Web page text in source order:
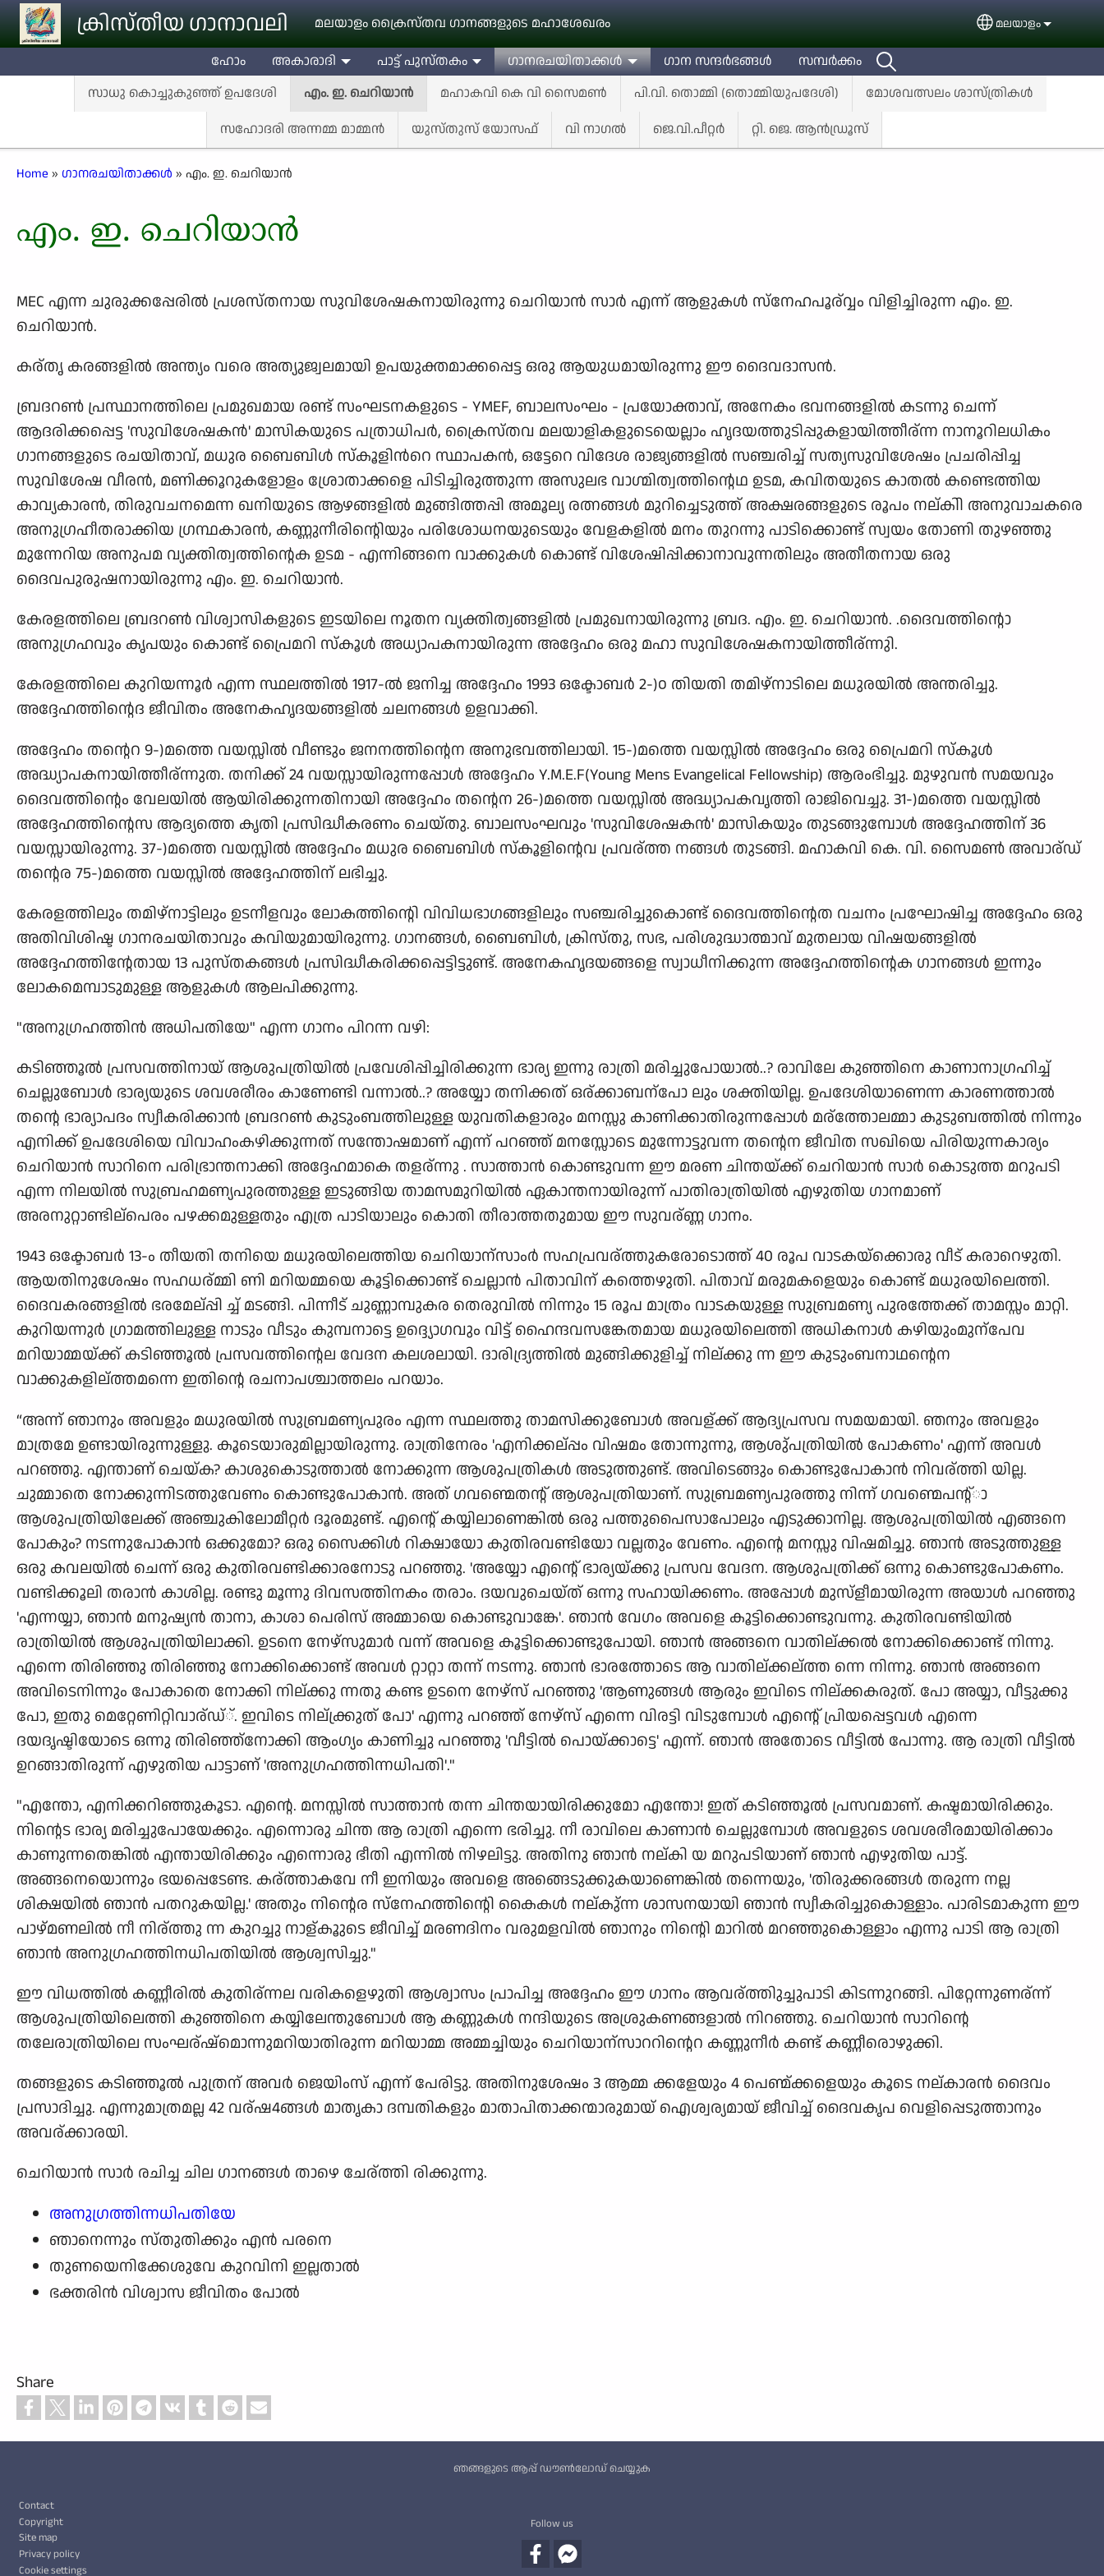
Skip to main contentക്രിസ്തീയ ഗാനാവലി മലയാളം ക്രൈസ്തവ ഗാനങ്ങളുടെ മഹാശേഖരം Select your
മലയാളം
ഹോം അകാരാദി പാട്ട് പുസ്തകം
ഗാനരചയിതാക്കള്‍
സാധു കൊച്ചുകുഞ്ഞ് ഉപദേശി
എം. ഇ. ചെറിയാന്‍ മഹാകവി കെ വി സൈമണ്‍ പി.വി. തൊമ്മി (തൊമ്മിയുപദേശി)
മോശവത്സലം ശാസ്ത്രികൾ
സഹോദരി അന്നമ്മ മാമ്മന്‍
യുസ്‌തുസ്‌ യോസഫ്‌ വി നാഗല്‍ ജെ.വി.പീറ്റർ റ്റി. ജെ. ആൻഡ്രൂസ്
ഗാന സന്ദര്‍ഭങ്ങള്‍ സമ്പര്‍ക്കം
Breadcrumb
Home ഗാനരചയിതാക്കള്‍ എം. ഇ. ചെറിയാന്‍
എം. ഇ. ചെറിയാന്‍
MEC എന്ന ചുരുക്കപ്പേരില്‍ പ്രശസ്തനായ സുവിശേഷകനായിരുന്നു ചെറിയാന്‍ സാര്‍ എന്ന് ആളുകള്‍ സ്നേഹപൂര്വ്വം വിളിച്ചിരുന്ന എം. ഇ.
ചെറിയാന്‍.
കര്തൃ കരങ്ങളില്‍ അന്ത്യം വരെ അത്യുജ്വലമായി ഉപയുക്തമാക്കപ്പെട്ട ഒരു ആയുധമായിരുന്നു ഈ ദൈവദാസന്‍.
ബ്രദറണ്‍ പ്രസ്ഥാനത്തിലെ പ്രമുഖമായ രണ്ട് സംഘടനകളുടെ - YMEF, ബാലസംഘം - പ്രയോക്താവ്, അനേകം ഭവനങ്ങളില്‍ കടന്നു ചെന്ന്
ആദരിക്കപ്പെട്ട 'സുവിശേഷകന്‍' മാസികയുടെ പത്രാധിപര്‍, ക്രൈസ്തവ മലയാളികളുടെയെല്ലാം ഹൃദയത്തുടിപ്പുകളായിത്തീര്ന്ന നാനൂറിലധികം
ഗാനങ്ങളുടെ രചയിതാവ്, മധുര ബൈബിള്‍ സ്കൂളിന്‍റെ സ്ഥാപകന്‍, ഒട്ടേറെ വിദേശ രാജ്യങ്ങളില്‍ സഞ്ചരിച്ച് സത്യസുവിശേഷം പ്രചരിപ്പിച്ച
സുവിശേഷ വീരന്‍, മണിക്കൂറുകളോളം ശ്രോതാക്കളെ പിടിച്ചിരുത്തുന്ന അസുലഭ വാഗ്മിത്വത്തിന്റെഥ ഉടമ, കവിതയുടെ കാതല്‍ കണ്ടെത്തിയ
കാവ്യകാരന്‍, തിരുവചനമെന്ന ഖനിയുടെ ആഴങ്ങളില്‍ മുങ്ങിത്തപ്പി അമൂല്യ രത്നങ്ങള്‍ മുറിച്ചെടുത്ത് അക്ഷരങ്ങളുടെ രൂപം നല്കിി അനുവാചകരെ
അനുഗ്രഹീതരാക്കിയ ഗ്രന്ഥകാരന്‍, കണ്ണുനീരിന്റെിയും പരിശോധനയുടെയും വേളകളില്‍ മനം തുറന്നു പാടിക്കൊണ്ട് സ്വയം തോണി തുഴഞ്ഞു
മുന്നേറിയ അനുപമ വ്യക്തിത്വത്തിന്റെക ഉടമ - എന്നിങ്ങനെ വാക്കുകള്‍ കൊണ്ട് വിശേഷിപ്പിക്കാനാവുന്നതിലും അതീതനായ ഒരു
ദൈവപുരുഷനായിരുന്നു എം. ഇ. ചെറിയാന്‍.
കേരളത്തിലെ ബ്രദറണ്‍ വിശ്വാസികളുടെ ഇടയിലെ നൂതന വ്യക്തിത്വങ്ങളില്‍ പ്രമുഖനായിരുന്നു ബ്രദ. എം. ഇ. ചെറിയാന്‍. .ദൈവത്തിന്റൊ
അനുഗ്രഹവും കൃപയും കൊണ്ട് പ്രൈമറി സ്കൂള്‍ അധ്യാപകനായിരുന്ന അദ്ദേഹം ഒരു മഹാ സുവിശേഷകനായിത്തീര്ന്നുി.
കേരളത്തിലെ കുറിയന്നൂര്‍ എന്ന സ്ഥലത്തില്‍ 1917-ല്‍ ജനിച്ച അദ്ദേഹം 1993 ഒക്ടോബര്‍ 2-)൦ തിയതി തമിഴ്നാടിലെ മധുരയില്‍ അന്തരിച്ചു.
അദ്ദേഹത്തിന്റെദ ജീവിതം അനേകഹൃദയങ്ങളില്‍ ചലനങ്ങള്‍ ഉളവാക്കി.
അദ്ദേഹം തന്റെറ 9-)മത്തെ വയസ്സില്‍ വീണ്ടും ജനനത്തിന്റെന അനുഭവത്തിലായി. 15-)മത്തെ വയസ്സില്‍ അദ്ദേഹം ഒരു പ്രൈമറി സ്കൂള്‍
അദ്ധ്യാപകനായിത്തീര്ന്നുത. തനിക്ക് 24 വയസ്സായിരുന്നപ്പോള്‍ അദ്ദേഹം Y.M.E.F(Young Mens Evangelical Fellowship) ആരംഭിച്ചു. മുഴുവന്‍ സമയവും
ദൈവത്തിന്റെം വേലയില്‍ ആയിരിക്കുന്നതിനായി അദ്ദേഹം തന്റെന 26-)മത്തെ വയസ്സില്‍ അദ്ധ്യാപകവൃത്തി രാജിവെച്ചു. 31-)മത്തെ വയസ്സില്‍
അദ്ദേഹത്തിന്റെസ ആദ്യത്തെ കൃതി പ്രസിദ്ധീകരണം ചെയ്തു. ബാലസംഘവും 'സുവിശേഷകന്‍' മാസികയും തുടങ്ങുമ്പോള്‍ അദ്ദേഹത്തിന് 36
വയസ്സായിരുന്നു. 37-)മത്തെ വയസ്സില്‍ അദ്ദേഹം മധുര ബൈബിള്‍ സ്കൂളിന്റെവ പ്രവര്ത്ത നങ്ങള്‍ തുടങ്ങി. മഹാകവി കെ. വി. സൈമണ്‍ അവാര്ഡ് ‌
തന്റെര 75-)മത്തെ വയസ്സില്‍ അദ്ദേഹത്തിന് ലഭിച്ചു.
കേരളത്തിലും തമിഴ്നാട്ടിലും ഉടനീളവും ലോകത്തിന്റെി വിവിധഭാഗങ്ങളിലും സഞ്ചരിച്ചുകൊണ്ട് ദൈവത്തിന്റെത വചനം പ്രഘോഷിച്ച അദ്ദേഹം ഒരു
അതിവിശിഷ്ട ഗാനരചയിതാവും കവിയുമായിരുന്നു. ഗാനങ്ങള്‍, ബൈബിള്‍, ക്രിസ്തു, സഭ, പരിശുദ്ധാത്മാവ് മുതലായ വിഷയങ്ങളില്‍
അദ്ദേഹത്തിന്റേതായ 13 പുസ്തകങ്ങള്‍ പ്രസിദ്ധീകരിക്കപ്പെട്ടിട്ടുണ്ട്. അനേകഹൃദയങ്ങളെ സ്വാധീനിക്കുന്ന അദ്ദേഹത്തിന്റെക ഗാനങ്ങള്‍ ഇന്നും
ലോകമെമ്പാടുമുള്ള ആളുകള്‍ ആലപിക്കുന്നു.
"അനുഗ്രഹത്തിന്‍ അധിപതിയേ" എന്ന ഗാനം പിറന്ന വഴി:
കടിഞ്ഞൂല്‍ പ്രസവത്തിനായ് ആശുപത്രിയില്‍ പ്രവേശിപ്പിച്ചിരിക്കുന്ന ഭാര്യ ഇന്നു രാത്രി മരിച്ചുപോയാല്‍..? രാവിലേ കുഞ്ഞിനെ കാണാനാഗ്രഹിച്ച്
ചെല്ലുബോള്‍ ഭാര്യയുടെ ശവശരീരം കാണേണ്ടി വന്നാല്‍..? അയ്യോ തനിക്കത് ഒര്ക്കാബന്പോ ലും ശക്തിയില്ല. ഉപദേശിയാണെന്ന കാരണത്താല്‍
തന്റെ ഭാര്യാപദം സ്വീകരിക്കാന്‍ ബ്രദറണ്‍ കുടുംബത്തിലുള്ള യുവതികളാരും മനസ്സു കാണിക്കാതിരുന്നപ്പോള്‍ മര്ത്തോലമ്മാ കുടുബത്തില്‍ നിന്നും
എനിക്ക് ഉപദേശിയെ വിവാഹംകഴിക്കുന്നത് സന്തോഷമാണ് എന്ന് പറഞ്ഞ് മനസ്സോടെ മുന്നോട്ടുവന്ന തന്റെന ജീവിത സഖിയെ പിരിയുന്നകാര്യം
ചെറിയാന്‍ സാറിനെ പരിഭ്രാന്തനാക്കി അദ്ദേഹമാകെ തളര്ന്നു . സാത്താന്‍ കൊണ്ടുവന്ന ഈ മരണ ചിന്തയ്ക്ക് ചെറിയാന്‍ സാര്‍ കൊടുത്ത മറുപടി
എന്ന നിലയില്‍ സുബ്രഹമണ്യപുരത്തുള്ള ഇടുങ്ങിയ താമസമുറിയില്‍ ഏകാന്തനായിരുന്ന് പാതിരാത്രിയില്‍ എഴുതിയ ഗാനമാണ്
അരനുറ്റാണ്ടില്പെരം പഴക്കമുള്ളതും എത്ര പാടിയാ‍ലും കൊതി തീരാത്തതുമായ ഈ സുവര്ണ്ണ ഗാനം.
1943 ഒക്ടോബര്‍ 13-ം തീയതി തനിയെ മധുരയിലെത്തിയ ചെറിയാന്സാംര്‍ സഹപ്രവര്ത്തുകരോടൊത്ത് 40 രൂപ വാടകയ്ക്കൊരു വീട് കരാറെഴുതി.
ആയതിനുശേഷം സഹധര്മ്മി ണി മറിയമ്മയെ കൂട്ടിക്കൊണ്ട് ചെല്ലാന്‍ പിതാവിന് കത്തെഴുതി. പിതാവ് മരുമകളെയും കൊണ്ട് മധുരയിലെത്തി.
ദൈവകരങ്ങളില്‍ ഭരമേല്പ്പി ച്ച് മടങ്ങി. പിന്നീട് ചുണ്ണാമ്പുകര തെരുവില്‍ നിന്നും 15 രൂപ മാത്രം വാടകയുള്ള സുബ്രമണ്യ പുരത്തേക്ക് താമസ്സം മാറ്റി.
കുറിയന്നുര്‍ ഗ്രാമത്തിലുള്ള നാടും വീടും കുമ്പനാട്ടെ ഉദ്ദ്യൊഗവും വിട്ട് ഹൈന്ദവസങ്കേതമായ മധുരയിലെത്തി അധികനാള്‍ കഴിയുംമുന്പേവ
മറിയാമ്മയ്ക്ക് കടിഞ്ഞൂല്‍ പ്രസവത്തിന്റെല വേദന കലശലായി. ദാരിദ്ര്യത്തില്‍ മുങ്ങിക്കുളിച്ച് നില്ക്കു ന്ന ഈ കുടുംബനാഥന്റെന
വാക്കുകളില്ത്തമന്നെ ഇതിന്റെ രചനാപശ്ചാത്തലം പറയാം.
“അന്ന് ഞാനും അവളും മധുരയില്‍ സുബ്രമണ്യപുരം എന്ന സ്ഥലത്തു താമസിക്കുബോള്‍ അവള്ക്ക് ആദ്യപ്രസവ സമയമായി. ഞനും അവളും
മാത്രമേ ഉണ്ടായിരുന്നുള്ളു. കൂടെയാരുമില്ലായിരുന്നു. രാത്രിനേരം 'എനിക്കല്പ്പം വിഷമം തോന്നുന്നു, ആശു്പത്രിയില്‍ പോകണം' എന്ന് അവള്‍
പറഞ്ഞു. എന്താണ് ചെയ്ക? കാശുകൊടുത്താല്‍ നോക്കുന്ന ആശുപത്രികള്‍ അടുത്തുണ്ട്. അവിടെങ്ങും കൊണ്ടുപോകാന്‍ നിവര്ത്തി യില്ല.
ചുമ്മാതെ നോക്കുന്നിടത്തുവേണം കൊണ്ടുപോകാന്‍. അത് ഗവണ്മെതന്റ് ആശുപത്രിയാണ്. സുബ്രമണ്യപുരത്തു നിന്ന് ഗവണ്മെപന്റ്ാ
ആശുപത്രിയിലേക്ക് അഞ്ചുകിലോമീറ്റര്‍ ദൂരമുണ്ട്. എന്റെ് കയ്യിലാ‍ണെങ്കില്‍ ഒരു പത്തുപൈസാപോലും എടുക്കാനില്ല. ആശുപത്രിയില്‍ എങ്ങനെ
പോകും? നടന്നുപോകാന്‍ ഒക്കുമോ? ഒരു സൈക്കിള്‍ റിക്ഷായോ കുതിരവണ്ടിയോ വല്ലതും വേണം. എന്റെ മനസ്സു വിഷമിച്ചു. ഞാന്‍ അടുത്തുള്ള
ഒരു കവലയില്‍ ചെന്ന് ഒരു കുതിരവണ്ടിക്കാരനോടു പറഞ്ഞു. 'അയ്യോ എന്റെ് ഭാ‍ര്യയ്ക്കു പ്രസവ വേദന. ആശുപത്രിക്ക് ഒന്നു കൊണ്ടുപോകണം.
വണ്ടിക്കൂലി തരാന്‍ കാശില്ല. രണ്ടു മൂന്നു ദിവസത്തിനകം തരാം. ദയവുചെയ്ത് ഒന്നു സഹായിക്കണം. അപ്പോള്‍ മുസ്ളീമായിരുന്ന അയാള്‍ പറഞ്ഞു
'എന്നയ്യാ, ഞാന്‍ മനുഷ്യന്‍ താനാ, കാശാ പെരിസ് അമ്മായെ കൊണ്ടുവാങ്കേ'. ഞാന്‍ വേഗം അവളെ കൂട്ടിക്കൊണ്ടുവന്നു. കുതിരവണ്ടിയില്‍
രാത്രിയില്‍ ആശുപത്രിയിലാക്കി. ഉടനെ നേഴ്സുമാര്‍ വന്ന് അവളെ കൂട്ടിക്കൊണ്ടുപോയി. ഞാന്‍ അങ്ങനെ വാതില്ക്കല്‍ നോക്കിക്കൊണ്ട് നിന്നു.
എന്നെ തിരിഞ്ഞു തിരിഞ്ഞു നോക്കിക്കൊണ്ട് അവള്‍ റ്റാറ്റാ തന്ന് നടന്നു. ഞാന്‍ ഭാരത്തോടെ ആ വാതില്ക്കല്ത്ത ന്നെ നിന്നു. ഞാന്‍ അങ്ങനെ
അവിടെനിന്നും പോകാതെ നോക്കി നില്ക്കു ന്നതു കണ്ട ഉടനെ നേഴ്സ് പറഞ്ഞു 'ആണുങ്ങള്‍ ആരും ഇവിടെ നില്ക്കകരുത്. പോ അയ്യാ, വീട്ടുക്കു
പോ, ഇതു മെറ്റേണിറ്റിവാര്ഡ്്. ഇവിടെ നില്ക്ക്രുത് പോ' എന്നു പറഞ്ഞ് നേഴ്സ് എന്നെ വിരട്ടി വിടുമ്പോള്‍ എന്റെ് പ്രിയപ്പെട്ടവള്‍ എന്നെ
ദയദൃഷ്ടിയോടെ ഒന്നു തിരിഞ്ഞ്നോക്കി ആംഗ്യം കാണിച്ചു പറഞ്ഞു 'വീട്ടില്‍ പൊയ്ക്കാട്ടെ' എന്ന്. ഞാന്‍ അതോടെ വീട്ടില്‍ പോന്നു. ആ രാത്രി വീട്ടില്‍
ഉറങ്ങാതിരുന്ന് എഴുതിയ പാട്ടാണ് 'അനുഗ്രഹത്തിന്നധിപതി'."
"എന്തോ, എനിക്കറിഞ്ഞുകൂടാ. എന്റെ. മനസ്സില്‍ സാത്താന്‍ തന്ന ചിന്തയായിരിക്കുമോ എന്തോ! ഇത് കടിഞ്ഞൂല്‍ പ്രസവമാണ്. കഷ്ടമായിരിക്കും.
നിന്റെട ഭാര്യ മരിച്ചുപോയേക്കും. എന്നൊരു ചിന്ത ആ രാത്രി എന്നെ ഭരിച്ചു. നീ രാവിലെ കാണാന്‍ ചെല്ലുമ്പോള്‍ അവളുടെ ശവശരീരമായിരിക്കാം
കാണുന്നതെങ്കില്‍ എന്തായിരിക്കും എന്നൊരു ഭീതി എന്നില്‍ നിഴലിട്ടു. അതിനു ഞാന്‍ നല്കി യ മറുപടിയാണ് ഞാന്‍ എഴുതിയ പാട്ട്.
അങ്ങനെയൊന്നും ഭയപ്പെടേണ്ട. കര്ത്താകവേ നീ ഇനിയും അവളെ അങ്ങെടുക്കുകയാണെങ്കില്‍ തന്നെയും, 'തിരുക്കരങ്ങള്‍ തരുന്ന നല്ല
ശിക്ഷയില്‍ ഞാന്‍ പതറുകയില്ല.' അതും നിന്റെര സ്നേഹത്തിന്റെി കൈകള്‍ നല്കു്ന്ന ശാസനയായി ഞാന്‍ സ്വീകരിച്ചുകൊള്ളാം. പാരിടമാകുന്ന ഈ
പാഴ്മണലില്‍ നീ നിര്ത്തു ന്ന കുറച്ചു നാള്കൂുടെ ജീവിച്ച് മരണദിനം വരുമളവില്‍ ഞാനും നിന്റെി മാറില്‍ മറഞ്ഞുകൊള്ളാം എന്നു പാടി ആ രാത്രി
ഞാന്‍ അനുഗ്രഹത്തിനധിപതിയില്‍ ആശ്വസിച്ചു."
ഈ വിധത്തില്‍ കണ്ണീരില്‍ കുതിര്ന്നല വരികളെഴുതി ആശ്വാസം പ്രാപിച്ച അദ്ദേഹം ഈ ഗാനം ആവര്ത്തിുച്ചുപാടി കിടന്നുറങ്ങി. പിറ്റേന്നുണര്ന്ന്
ആശുപത്രിയിലെത്തി കുഞ്ഞിനെ കയ്യിലേന്തുബോള്‍ ആ കണ്ണുകള്‍ നന്ദിയുടെ അശ്രുകണങ്ങളാല്‍ നിറഞ്ഞു. ചെറിയാന്‍ സാറിന്റെ‍
തലേരാത്രിയിലെ സംഘര്ഷ്മൊന്നുമറിയാതിരുന്ന മറിയാമ്മ അമ്മച്ചിയും ചെറിയാന്സാററിന്റെറ കണ്ണുനീര്‍ കണ്ട് കണ്ണീരൊഴുക്കി.
തങ്ങളുടെ കടിഞ്ഞൂല്‍ പുത്രന് അവര്‍ ജെയിംസ് എന്ന് പേരിട്ടു. അതിനുശേഷം 3 ആമ്മ ക്കളേയും 4 പെണ്മ്ക്കളെയും കൂടെ നല്കാരന്‍ ദൈവം
പ്രസാദിച്ചു. എന്നുമാത്രമല്ല 42 വര്ഷ4ങ്ങള്‍ മാതൃകാ ദമ്പതികളും മാതാപിതാക്കന്മാരുമായ്‌ ഐശ്വര്യമായ് ജീവിച്ച് ദൈവകൃപ വെളിപ്പെടുത്താനും
അവര്ക്കാരയി.
ചെറിയാന്‍ സാര്‍ രചിച്ച ചില ഗാനങ്ങള്‍ താഴെ ചേര്ത്തി രിക്കുന്നു.
അനുഗ്രത്തിന്നധിപതിയേ
ഞാനെന്നും സ്തുതിക്കും എന്‍ പരനെ
തുണയെനിക്കേശുവേ കുറവിനി ഇല്ലതാല്‍
ഭക്തരിന്‍ വിശ്വാസ ജീവിതം പോല്‍
Share
Custom footer
ഞങ്ങളുടെ ആപ്പ് ഡൗൺലോഡ് ചെയ്യുക
Footer
Contact
Copyright
Site map
Privacy policy
Cookie settings
Follow us